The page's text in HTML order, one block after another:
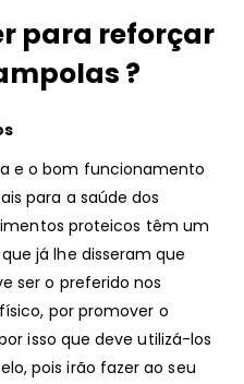
para reforçar
?
e o bom funcionamento
para a saúde dos
proteicos têm um
já lhe disseram que
ser o preferido nos
por promover o
isso que deve utilizá-los
pois irão fazer ao seu